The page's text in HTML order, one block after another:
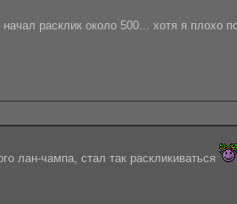
расклик около 500... хотя я плохо
лан-чампа, стал так раскликиваться